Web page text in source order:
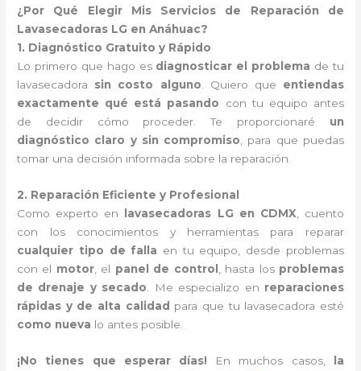
¿Por Qué Elegir Mis Servicios de Reparación de
Lavasecadoras LG en Anáhuac?
1. Diagnóstico Gratuito y Rápido
Lo primero que hago es diagnosticar el problema de tu
lavasecadora sin costo alguno . Quiero que entiendas
exactamente qué está pasando con tu equipo antes
de decidir cómo proceder. Te proporcionaré un
diagnóstico claro y sin compromiso , para que puedas
tomar una decisión informada sobre la reparación.
2. Reparación Eficiente y Profesional
Como experto en
lavasecadoras LG en CDMX , cuento
con los conocimientos y herramientas para reparar
cualquier tipo de falla en tu equipo, desde problemas
con el motor, el panel de control , hasta los problemas
de drenaje y secado . Me especializo en reparaciones
rápidas y de alta calidad para que tu lavasecadora esté
como nueva lo antes posible.
¡No tienes que esperar días! En muchos casos,
la